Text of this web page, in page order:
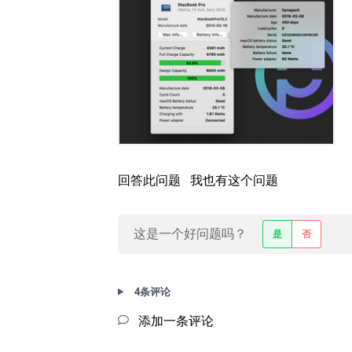
回答此问题 我也有这个问题
这是一个好问题吗？ 是 否
4条评论
添加一条评论